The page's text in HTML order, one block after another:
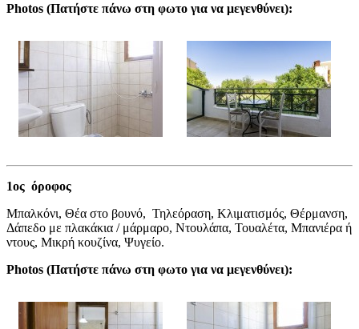
Photos (Πατήστε πάνω στη φωτο για να μεγενθύνει):
1ος όροφος
Μπαλκόνι, Θέα στο βουνό, Τηλεόραση, Κλιματισμός, Θέρμανση,
Δάπεδο με πλακάκια / μάρμαρο, Ντουλάπα, Τουαλέτα, Μπανιέρα ή
ντους, Μικρή κουζίνα, Ψυγείο.
Photos (Πατήστε πάνω στη φωτο για να μεγενθύνει):